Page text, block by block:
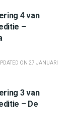
4 van
–
ON 27 JANUARI
3 van
– De